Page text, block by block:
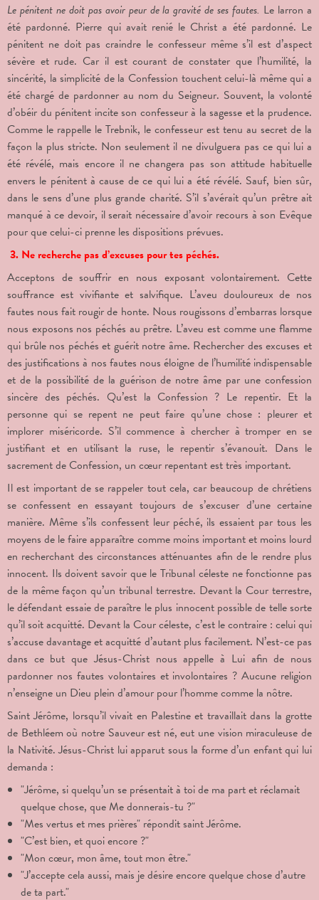
Le pénitent ne doit pas avoir peur de la gravité de ses fautes. Le larron a
été pardonné. Pierre qui avait renié le Christ a été pardonné. Le
pénitent ne doit pas craindre le confesseur même s’il est d’aspect
sévère et rude. Car il est courant de constater que l’humilité, la
sincérité, la simplicité de la Confession touchent celui-là même qui a
été chargé de pardonner au nom du Seigneur. Souvent, la volonté
d’obéir du pénitent incite son confesseur à la sagesse et la prudence.
Comme le rappelle le Trebnik, le confesseur est tenu au secret de la
façon la plus stricte. Non seulement il ne divulguera pas ce qui lui a
été révélé, mais encore il ne changera pas son attitude habituelle
envers le pénitent à cause de ce qui lui a été révélé. Sauf, bien sûr,
dans le sens d’une plus grande charité. S’il s’avérait qu’un prêtre ait
manqué à ce devoir, il serait nécessaire d’avoir recours à son Evêque
pour que celui-ci prenne les dispositions prévues.
3. Ne recherche pas d’excuses pour tes péchés.
Acceptons de souffrir en nous exposant volontairement. Cette
souffrance est vivifiante et salvifique. L’aveu douloureux de nos
fautes nous fait rougir de honte. Nous rougissons d’embarras lorsque
nous exposons nos péchés au prêtre. L’aveu est comme une flamme
qui brûle nos péchés et guérit notre âme. Rechercher des excuses et
des justifications à nos fautes nous éloigne de l’humilité indispensable
et de la possibilité de la guérison de notre âme par une confession
sincère des péchés. Qu’est la Confession ? Le repentir. Et la
personne qui se repent ne peut faire qu’une chose : pleurer et
implorer miséricorde. S’il commence à chercher à tromper en se
justifiant et en utilisant la ruse, le repentir s’évanouit. Dans le
sacrement de Confession, un cœur repentant est très important.
Il est important de se rappeler tout cela, car beaucoup de chrétiens
se confessent en essayant toujours de s’excuser d’une certaine
manière. Même s’ils confessent leur péché, ils essaient par tous les
moyens de le faire apparaître comme moins important et moins lourd
en recherchant des circonstances atténuantes afin de le rendre plus
innocent. Ils doivent savoir que le Tribunal céleste ne fonctionne pas
de la même façon qu’un tribunal terrestre. Devant la Cour terrestre,
le défendant essaie de paraître le plus innocent possible de telle sorte
qu’il soit acquitté. Devant la Cour céleste, c’est le contraire : celui qui
s’accuse davantage et acquitté d’autant plus facilement. N’est-ce pas
dans ce but que Jésus-Christ nous appelle à Lui afin de nous
pardonner nos fautes volontaires et involontaires ? Aucune religion
n’enseigne un Dieu plein d’amour pour l’homme comme la nôtre.
Saint Jérôme, lorsqu’il vivait en Palestine et travaillait dans la grotte
de Bethléem où notre Sauveur est né, eut une vision miraculeuse de
la Nativité. Jésus-Christ lui apparut sous la forme d’un enfant qui lui
demanda :
"Jérôme, si quelqu’un se présentait à toi de ma part et réclamait
quelque chose, que Me donnerais-tu ?"
"Mes vertus et mes prières" répondit saint Jérôme.
"C’est bien, et quoi encore ?"
"Mon cœur, mon âme, tout mon être."
"J’accepte cela aussi, mais je désire encore quelque chose d’autre
de ta part."